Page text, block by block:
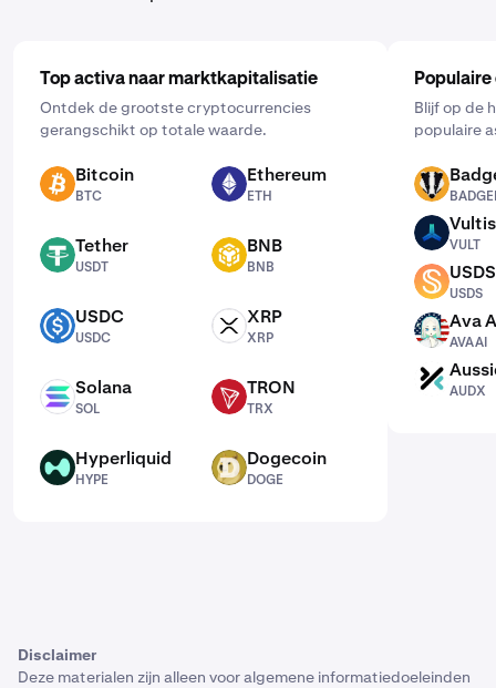
Top activa naar marktkapitalisatie
Ontdek de grootste cryptocurrencies
gerangschikt op totale waarde.
BTC Bitcoin
BTC
ETH Ethereum
ETH
USDT Tether
USDT
BNB BNB
BNB
USDC USDC
USDC
XRP XRP
XRP
SOL Solana
SOL
TRX TRON
TRX
HYPE Hyperliquid
HYPE
DOGE Dogecoin
DOGE
Blijf op de
populaire
BADGER
VULT
VULT
USDS USDS
USDS
AVAAI Ava
AVAAI
AUDX
AUDX
Disclaimer
Deze materialen zijn alleen voor algemene informatiedoeleinden